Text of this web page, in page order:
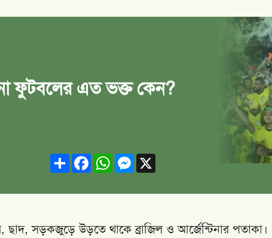
ফুটবলের এত ভক্ত কেন?
ShareFacebookWhatsAppMessenger
X
ছাদ, সড়কজুড়ে উড়তে থাকে ব্রাজিল ও আর্জেন্টিনার পতাকা।